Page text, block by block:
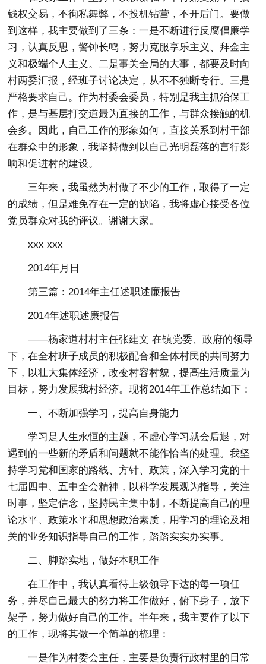
钱权交易，不徇私舞弊，不投机钻营，不开后门。要做
到这样，我主要做到了三条：一是不断进行反腐倡廉学
习，认真反思，警钟长鸣，努力克服享乐主义、拜金主
义和极端个人主义。二是事关全局的大事，都要及时向
村两委汇报，经班子讨论决定，从不不独断专行。三是
严格要求自己。作为村委会委员，特别是我主抓治保工
作，是与基层打交道最为直接的工作，与群众接触的机
会多。因此，自己工作的形象如何，直接关系到村干部
在群众中的形象，我坚持做到以自己光明磊落的言行影
响和促进村的建设。
三年来，我虽然为村做了不少的工作，取得了一定
的成绩，但是难免存在一定的缺陷，我将虚心接受各位
党员群众对我的评议。谢谢大家。
xxx xxx
2014年月日
第三篇：2014年主任述职述廉报告
2014年述职述廉报告
——杨家道村村主任张建文 在镇党委、政府的领导
下，在全村班子成员的积极配合和全体村民的共同努力
下，以壮大集体经济，改变村容村貌，提高生活质量为
目标，努力发展我村经济。现将2014年工作总结如下：
一、不断加强学习，提高自身能力
学习是人生永恒的主题，不虚心学习就会后退，对
遇到的一些新的矛盾和问题就不能作恰当的处理。我坚
持学习党和国家的路线、方针、政策，深入学习党的十
七届四中、五中全会精神，以科学发展观为指导，关注
时事，坚定信念，坚持民主集中制，不断提高自己的理
论水平、政策水平和思想政治素质，用学习的理论及相
关的业务知识指导自己的工作，踏踏实实办实事。
二、脚踏实地，做好本职工作
在工作中，我认真看待上级领导下达的每一项任
务，并尽自己最大的努力将工作做好，俯下身子，放下
架子，努力做好自己的工作。半年来，我主要作了以下
的工作，现将其做一个简单的梳理：
一是作为村委会主任，主要是负责行政村里的日常